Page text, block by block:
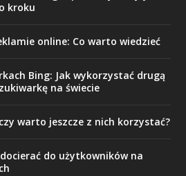
kroku
online: Co warto wiedzieć
Bing: Jak wykorzystać drugą
na świecie
warto jeszcze z nich korzystać?
do użytkowników na